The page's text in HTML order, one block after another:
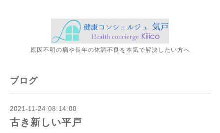
原因不明の病や長年の体調不良を本気で解決したい方へ
ブログ
2021-11-24 08:14:00
古き新しい平戸